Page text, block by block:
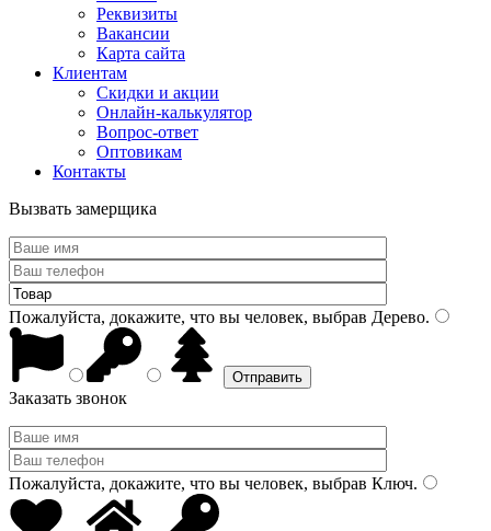
Реквизиты
Вакансии
Карта сайта
Клиентам
Скидки и акции
Онлайн-калькулятор
Вопрос-ответ
Оптовикам
Контакты
Вызвать замерщика
Пожалуйста, докажите, что вы человек, выбрав Дерево.
Заказать звонок
Пожалуйста, докажите, что вы человек, выбрав Ключ.